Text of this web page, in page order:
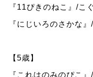
『11ぴきのねこ』/こ
『にじいろのさか
【5歳】
『これはのみのぴこ